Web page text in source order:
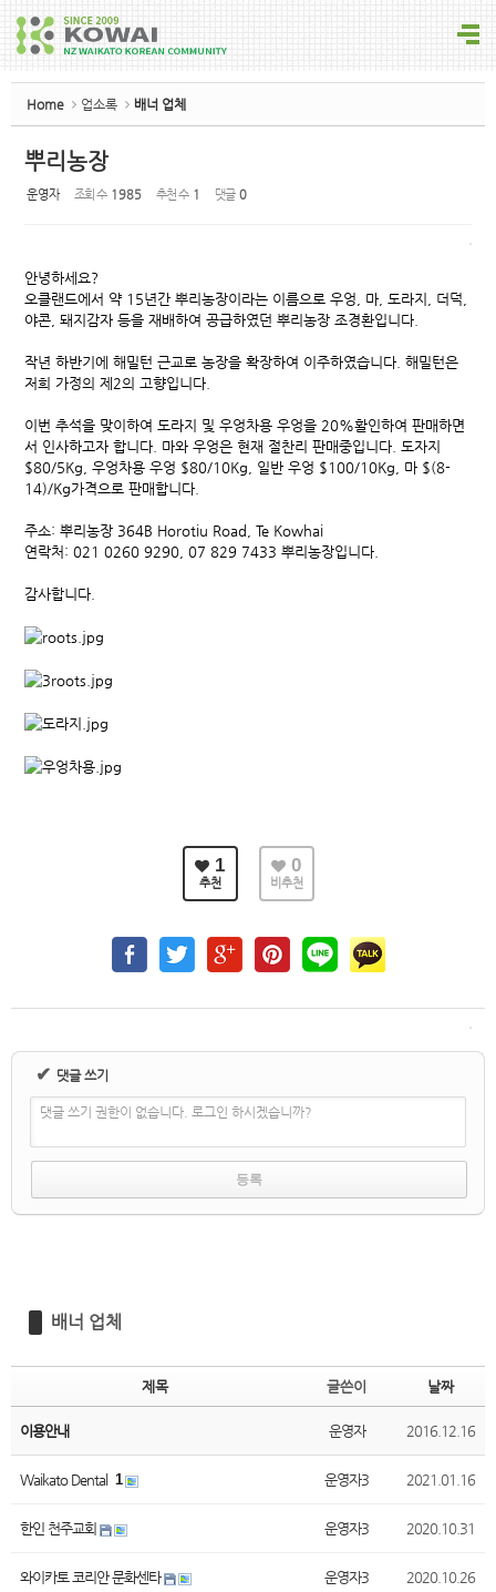
Home 업소록 배너 업체
뿌리농장
운영자 조회 수 1985 추천 수 1 댓글 0
안녕하세요?
오클랜드에서 약 15년간 뿌리농장이라는 이름으로 우엉, 마, 도라지, 더덕,
야콘, 돼지감자 등을 재배하여 공급하였던 뿌리농장 조경환입니다.
작년 하반기에 해밀턴 근교로 농장을 확장하여 이주하였습니다. 해밀턴은
저희 가정의 제2의 고향입니다.
이번 추석을 맞이하여 도라지 및 우엉차용 우엉을 20%활인하여 판매하면
서 인사하고자 합니다. 마와 우엉은 현재 절찬리 판매중입니다. 도자지
$80/5Kg, 우엉차용 우엉 $80/10Kg, 일반 우엉 $100/10Kg, 마 $(8-
14)/Kg가격으로 판매합니다.
주소: 뿌리농장 364B Horotiu Road, Te Kowhai
연락처: 021 0260 9290, 07 829 7433 뿌리농장입니다.
감사합니다.
1
추천
0
비추천
✔ 댓글 쓰기
댓글 쓰기 권한이 없습니다. 로그인 하시겠습니까?
배너 업체
제목 글쓴이 날짜
이용안내 운영자 2016.12.16
Waikato Dental 1 운영자3 2021.01.16
한인 천주교회 운영자3 2020.10.31
와이카토 코리안 문화센타 운영자3 2020.10.26
Sketchbook5, 스케치북5